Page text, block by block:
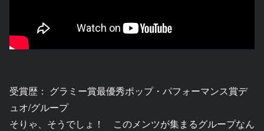
受賞歴： グラミー賞最優秀ポップ・パフォーマンス賞デ
ュオ/グループ
そりゃ、そうでしょ！ このメンツが集まるグループなん